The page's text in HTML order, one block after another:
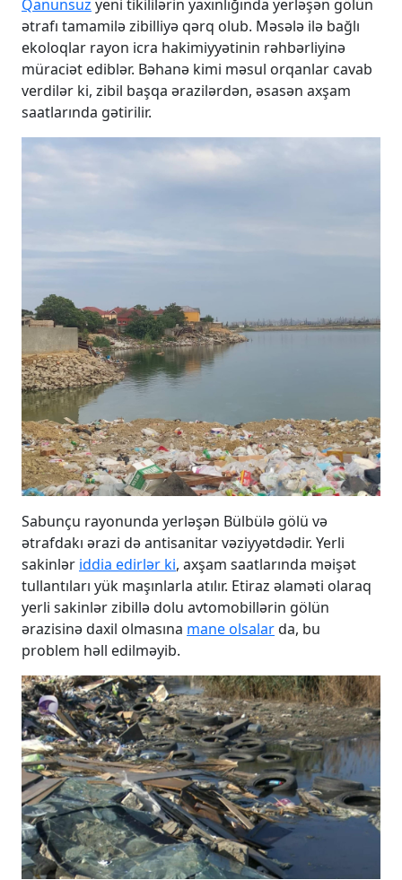
Qanunsuz yeni tikililərin yaxınlığında yerləşən gölün
ətrafı tamamilə zibilliyə qərq olub. Məsələ ilə bağlı
ekoloqlar rayon icra hakimiyyətinin rəhbərliyinə
müraciət ediblər. Bəhanə kimi məsul orqanlar cavab
verdilər ki, zibil başqa ərazilərdən, əsasən axşam
saatlarında gətirilir.
Sabunçu rayonunda yerləşən Bülbülə gölü və
ətrafdakı ərazi də antisanitar vəziyyətdədir. Yerli
sakinlər iddia edirlər ki, axşam saatlarında məişət
tullantıları yük maşınlarla atılır. Etiraz əlaməti olaraq
yerli sakinlər zibillə dolu avtomobillərin gölün
ərazisinə daxil olmasına mane olsalarda, bu
problem həll edilməyib.